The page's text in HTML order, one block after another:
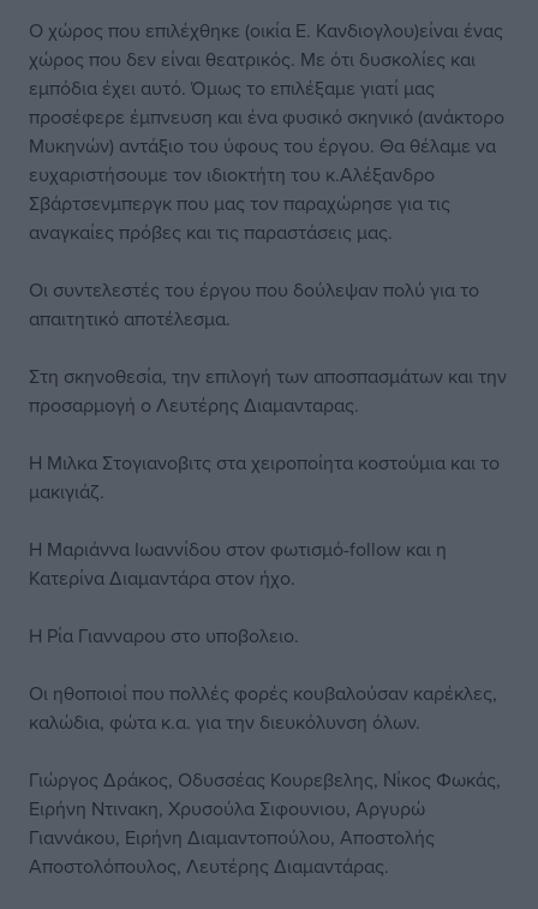
Ο χώρος που επιλέχθηκε (οικία Ε. Κανδιογλου)είναι ένας
χώρος που δεν είναι θεατρικός. Με ότι δυσκολίες και
εμπόδια έχει αυτό. Όμως το επιλέξαμε γιατί μας
προσέφερε έμπνευση και ένα φυσικό σκηνικό (ανάκτορο
Μυκηνών) αντάξιο του ύφους του έργου. Θα θέλαμε να
ευχαριστήσουμε τον ιδιοκτήτη του κ.Αλέξανδρο
Σβάρτσενμπεργκ που μας τον παραχώρησε για τις
αναγκαίες πρόβες και τις παραστάσεις μας.
Οι συντελεστές του έργου που δούλεψαν πολύ για το
απαιτητικό αποτέλεσμα.
Στη σκηνοθεσία, την επιλογή των αποσπασμάτων και την
προσαρμογή ο Λευτέρης Διαμανταρας.
Η Μιλκα Στογιανοβιτς στα χειροποίητα κοστούμια και το
μακιγιάζ.
Η Μαριάννα Ιωαννίδου στον φωτισμό-follow και η
Κατερίνα Διαμαντάρα στον ήχο.
Η Ρία Γιανναρου στο υποβολειο.
Οι ηθοποιοί που πολλές φορές κουβαλούσαν καρέκλες,
καλώδια, φώτα κ.α. για την διευκόλυνση όλων.
Γιώργος Δράκος, Οδυσσέας Κουρεβελης, Νίκος Φωκάς,
Ειρήνη Ντινακη, Χρυσούλα Σιφουνιου, Αργυρώ
Γιαννάκου, Ειρήνη Διαμαντοπούλου, Αποστολής
Αποστολόπουλος, Λευτέρης Διαμαντάρας.